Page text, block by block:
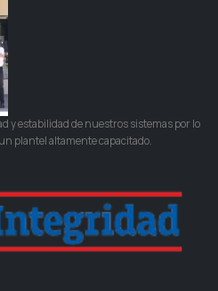
y estabilidad de nuestros sistemas por lo
plantel altamente capacitado.